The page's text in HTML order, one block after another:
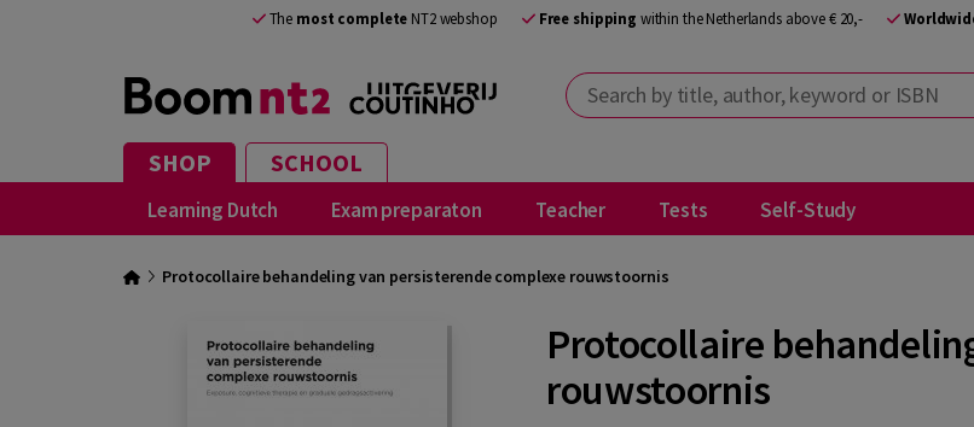
The most complete NT2 webshop Free shipping within the Netherlands above € 20,-
Search by title, author, keyword or ISBN
SHOP SCHOOL
Learning Dutch Exam preparaton Teacher Tests Self-Study
Protocollaire behandeling van persisterende complexe rouwstoornis
Protocollaire
rouwstoornis